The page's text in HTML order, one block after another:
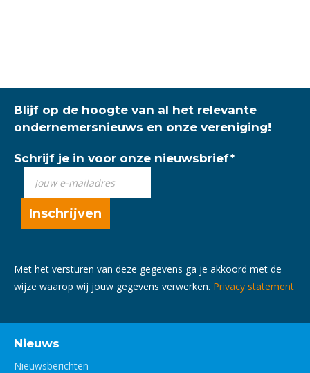
Blijf op de hoogte van al het relevante
ondernemersnieuws en onze vereniging!
Schrijf je in voor onze nieuwsbrief*
Met het versturen van deze gegevens ga je akkoord met de
wijze waarop wij jouw gegevens verwerken. Privacy statement
Nieuws
Nieuwsberichten